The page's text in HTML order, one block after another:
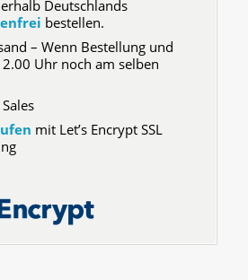
Deutschlands
bestellen.
– Wenn Bestellung und
Uhr noch am selben
mit Let’s Encrypt SSL